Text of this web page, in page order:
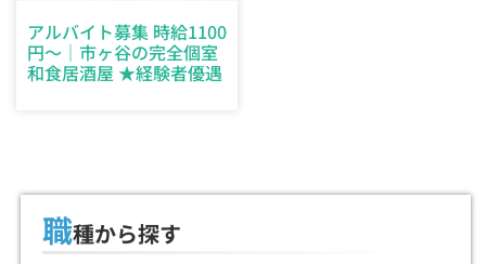
アルバイト募集 時給1100
円〜｜市ヶ谷の完全個室
和食居酒屋 ★経験者優遇
職種から探す